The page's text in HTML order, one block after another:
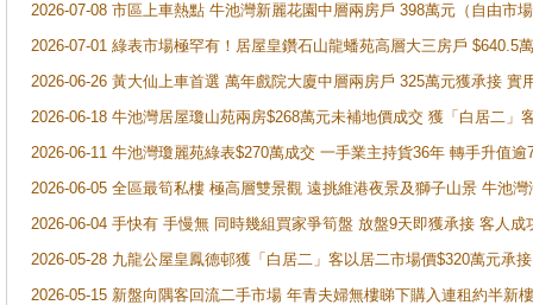
2026-07-08 市區上車熱點 牛池灣新麗花園中層兩房戶 398萬元（自由市
2026-07-01 綠表市場極罕有！居屋皇鑽石山龍蟠苑高層大三房戶
2026-06-26 黃大仙上車首選 萬年戲院大廈中層兩房戶 325萬元獲承接 實
2026-06-18 牛池灣居屋瓊山苑兩房$268萬元未補地價成交 獲「白居二」
2026-06-11 牛池灣瓊麗苑綠表$270萬成交 一手業主持貨36年 轉手升值逾
2026-06-05 全區最筍私樓 極高層雙景觀 遠挑維港夜景及獅子山景 牛池
2026-06-04 手快有 手慢無 同時幾組買家爭筍盤 放盤9天即獲承接 客人
2026-05-28 九龍公屋皇鳳德邨獲「白居二」客以居二市場價$320萬元承接
2026-05-15 新盤向隅客回流二手市場 年青夫婦無樓睇下購入連租約半新